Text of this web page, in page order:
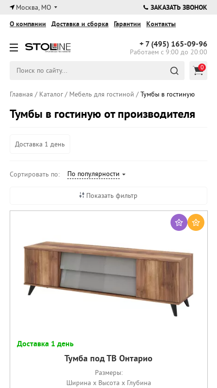
×
Москва, МО ЗАКАЗАТЬ ЗВОНОК
+ 7 (495) 165-09-96
Работаем с 9:00 до 20:00
О компании Доставка и сборка Гарантии Контакты
0
Главная / Каталог/ Мебель для гостиной /Тумбы в гостиную
Тумбы в гостиную от производителя
Доставка 1 день
Сортировать по: По популярности
Показать фильтр
Доставка 1 день
Тумба под ТВ Онтарио
Размеры:
Ширина x Высота x Глубина